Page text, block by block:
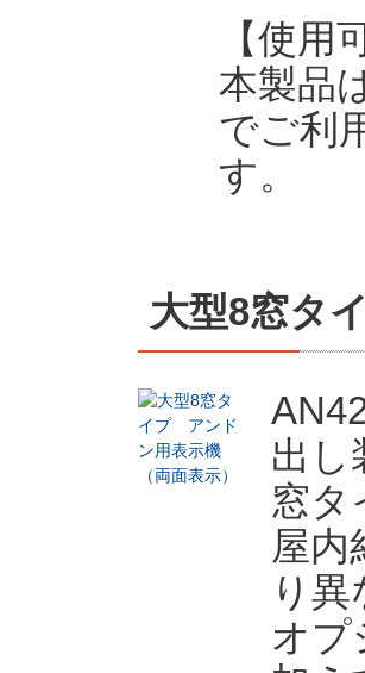
【使用
本製品
でご利
す。
大型8窓タ
出し
窓
屋内
り
オプ